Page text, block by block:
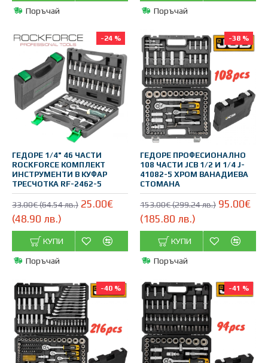
Поръчай Поръчай
-24 %
ГЕДОРЕ 1/4" 46 ЧАСТИ
ROCKFORCE КОМПЛЕКТ
ИНСТРУМЕНТИ В КУФАР
ТРЕСЧОТКА RF-2462-5
33.00€ (64.54 лв.) 25.00€
(48.90 лв.)
КУПИ
Поръчай
-38 %
ГЕДОРЕ ПРОФЕСИОНАЛНО
108 ЧАСТИ JCB 1/2 И 1/4 J-
41082-5 ХРОМ ВАНАДИЕВА
СТОМАНА
153.00€ (299.24 лв.) 95.00€
(185.80 лв.)
КУПИ
Поръчай
-40 % -41 %